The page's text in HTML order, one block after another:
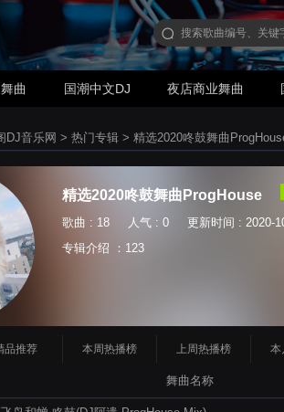
曲 国潮中文DJ 夜店商业舞曲
DJ音乐网 > 热门专辑 > 精选2020咚鼓舞曲
精选2020咚鼓舞曲ProgHouse
歌曲 : 18 人气 : 0 更新时间 : 2020-
专辑介绍 ：123
品推荐 本周热播榜 上周热播榜 本
舞曲名称